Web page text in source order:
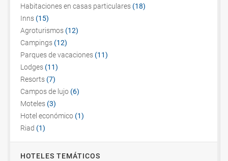
Habitaciones en casas particulares (18)
Inns (15)
Agroturismos (12)
Campings (12)
Parques de vacaciones (11)
Lodges (11)
Resorts (7)
Campos de lujo (6)
Moteles (3)
Hotel económico (1)
Riad (1)
HOTELES TEMÁTICOS